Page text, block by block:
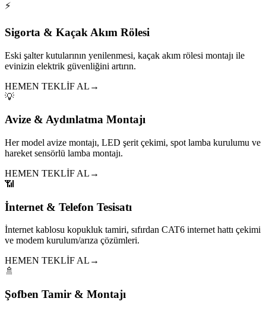
⚡
Sigorta & Kaçak Akım Rölesi
Eski şalter kutularının yenilenmesi, kaçak akım rölesi montajı ile
evinizin elektrik güvenliğini artırın.
HEMEN TEKLİF AL →
💡
Avize & Aydınlatma Montajı
Her model avize montajı, LED şerit çekimi, spot lamba kurulumu ve
hareket sensörlü lamba montajı.
HEMEN TEKLİF AL →
📶
İnternet & Telefon Tesisatı
İnternet kablosu kopukluk tamiri, sıfırdan CAT6 internet hattı çekimi
ve modem kurulum/arıza çözümleri.
HEMEN TEKLİF AL →
🚿
Şofben Tamir & Montajı